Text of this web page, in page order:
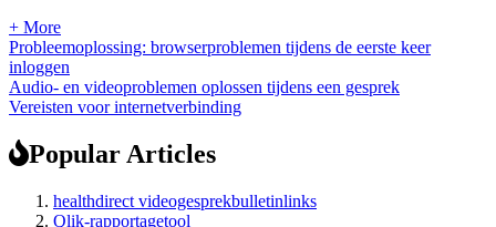
+ More
Probleemoplossing: browserproblemen tijdens de eerste keer
inloggen
Audio- en videoproblemen oplossen tijdens een gesprek
Vereisten voor internetverbinding
Popular Articles
healthdirect videogesprekbulletinlinks
Qlik-rapportagetool